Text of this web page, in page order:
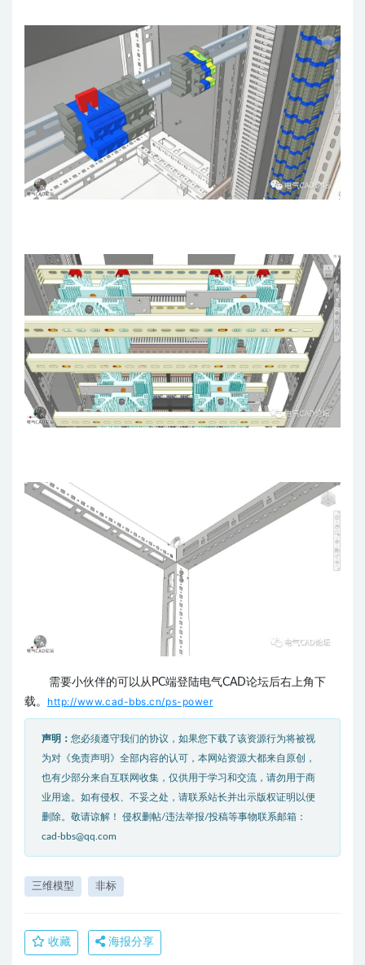
需要小伙伴的可以从PC端登陆电气CAD论坛后右上角下
载。 http://www.cad-bbs.cn/ps-power
声明： 您必须遵守我们的协议，如果您下载了该资源行为将被视
为对《免责声明》全部内容的认可，本网站资源大都来自原创，
也有少部分来自互联网收集，仅供用于学习和交流，请勿用于商
业用途。如有侵权、不妥之处，请联系站长并出示版权证明以便
删除。敬请谅解！ 侵权删帖/违法举报/投稿等事物联系邮箱：
cad-bbs@qq.com
三维模型 非标
收藏 海报分享